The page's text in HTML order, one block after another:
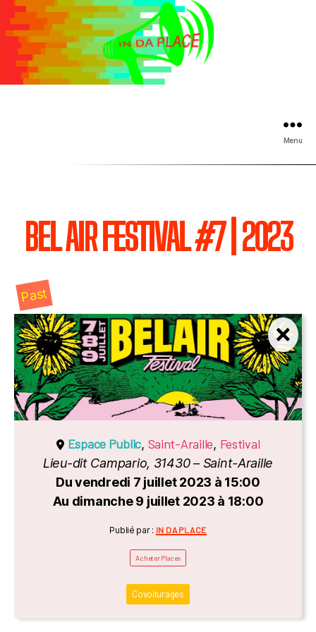
Menu
BEL AIR FESTIVAL #7 | 2023
Past
Espace Public, Saint-Araille, Festival
Lieu-dit Campario, 31430 – Saint-Araille
Du vendredi 7 juillet 2023 à 15:00
Au dimanche 9 juillet 2023 à 18:00
Catégories
Publié par : IN DA PLACE
Acheter Places
Covoiturages